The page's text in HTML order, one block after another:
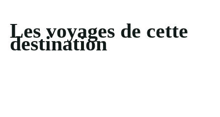
Les voyages de cette
destination